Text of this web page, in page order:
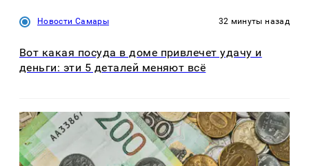
Новости Самары 32 минуты назад
Вот какая посуда в доме привлечет удачу и
деньги: эти 5 деталей меняют всё